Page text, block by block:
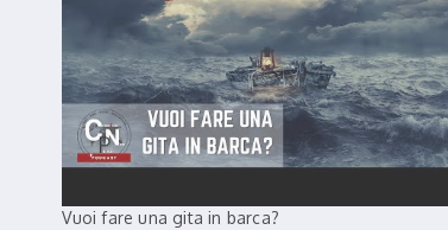
Vuoi fare una gita in barca?